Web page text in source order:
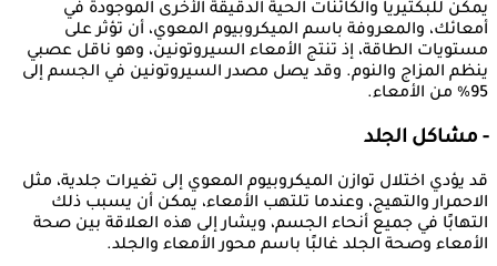
يمكن للبكتيريا والكائنات الحية الدقيقة الأخرى الموجودة في
أمعائك، والمعروفة باسم الميكروبيوم المعوي، أن تؤثر على
مستويات الطاقة، إذ تنتج الأمعاء السيروتونين، وهو ناقل عصبي
ينظم المزاج والنوم. وقد يصل مصدر السيروتونين في الجسم إلى
95% من الأمعاء.
- مشاكل الجلد
قد يؤدي اختلال توازن الميكروبيوم المعوي إلى تغيرات جلدية، مثل
الاحمرار والتهيج، وعندما تلتهب الأمعاء، يمكن أن يسبب ذلك
التهابًا في جميع أنحاء الجسم، ويشار إلى هذه العلاقة بين صحة
الأمعاء وصحة الجلد غالبًا باسم محور الأمعاء والجلد.